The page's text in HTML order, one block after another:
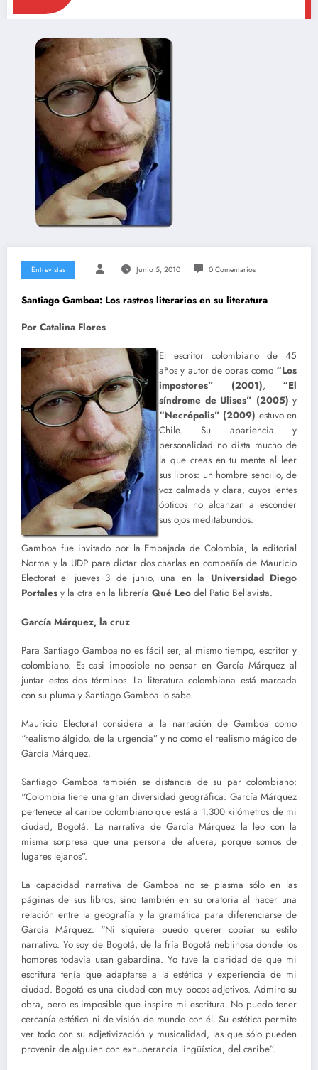
Entrevistas Junio 5, 2010 0 Comentarios
Santiago Gamboa: Los rastros literarios en su literatura
Por Catalina Flores
El escritor colombiano de 45
años y autor de obras como “Los
impostores” (2001), “El
síndrome de Ulises” (2005) y
“Necrópolis” (2009) estuvo en
Chile. Su apariencia y
personalidad no dista mucho de
la que creas en tu mente al leer
sus libros: un hombre sencillo, de
voz calmada y clara, cuyos lentes
ópticos no alcanzan a esconder
sus ojos meditabundos.
Gamboa fue invitado por la Embajada de Colombia, la editorial
Norma y la UDP para dictar dos charlas en compañía de Mauricio
Electorat el jueves 3 de junio, una en la Universidad Diego
Portales y la otra en la librería Qué Leo del Patio Bellavista.
García Márquez, la cruz
Para Santiago Gamboa no es fácil ser, al mismo tiempo, escritor y
colombiano. Es casi imposible no pensar en García Márquez al
juntar estos dos términos. La literatura colombiana está marcada
con su pluma y Santiago Gamboa lo sabe.
Mauricio Electorat considera a la narración de Gamboa como
“realismo álgido, de la urgencia” y no como el realismo mágico de
García Márquez.
Santiago Gamboa también se distancia de su par colombiano:
“Colombia tiene una gran diversidad geográfica. García Márquez
pertenece al caribe colombiano que está a 1.300 kilómetros de mi
ciudad, Bogotá. La narrativa de García Márquez la leo con la
misma sorpresa que una persona de afuera, porque somos de
lugares lejanos”.
La capacidad narrativa de Gamboa no se plasma sólo en las
páginas de sus libros, sino también en su oratoria al hacer una
relación entre la geografía y la gramática para diferenciarse de
García Márquez. “Ni siquiera puedo querer copiar su estilo
narrativo. Yo soy de Bogotá, de la fría Bogotá neblinosa donde los
hombres todavía usan gabardina. Yo tuve la claridad de que mi
escritura tenía que adaptarse a la estética y experiencia de mi
ciudad. Bogotá es una ciudad con muy pocos adjetivos. Admiro su
obra, pero es imposible que inspire mi escritura. No puedo tener
cercanía estética ni de visión de mundo con él. Su estética permite
ver todo con su adjetivización y musicalidad, las que sólo pueden
provenir de alguien con exhuberancia lingüística, del caribe”.